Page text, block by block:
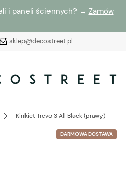
i paneli ściennych? → Zamów
sklep@decostreet.pl
konto
Kinkiet Trevo 3 All Black (prawy)
DARMOWA DOSTAWA